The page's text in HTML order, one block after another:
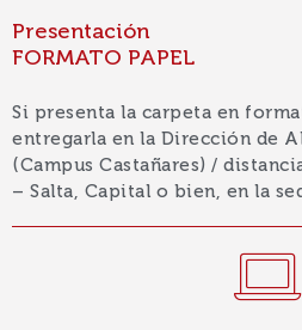
Presentación
FORMATO PAPEL
Si presenta la carpeta en
entregarla en la Dirección de
(Campus Castañares) /
– Salta, Capital o bien, en la